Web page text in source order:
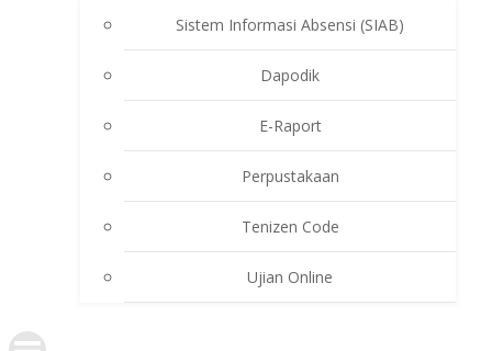
Sistem Informasi Absensi (SIAB)
Dapodik
E-Raport
Perpustakaan
Tenizen Code
Ujian Online